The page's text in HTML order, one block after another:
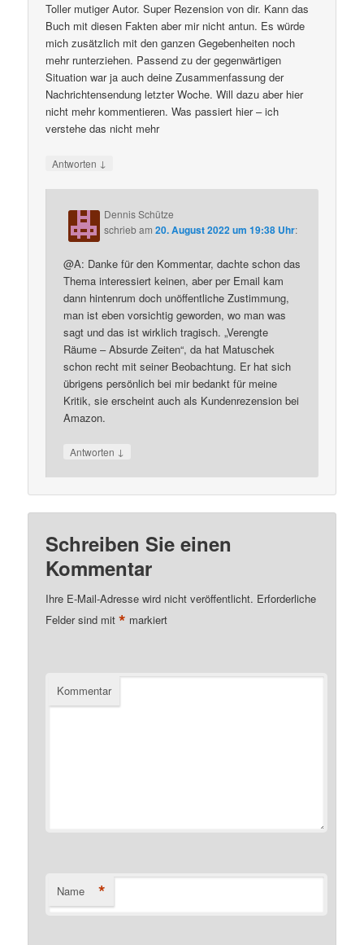
Toller mutiger Autor. Super Rezension von dir. Kann das
Buch mit diesen Fakten aber mir nicht antun. Es würde
mich zusätzlich mit den ganzen Gegebenheiten noch
mehr runterziehen. Passend zu der gegenwärtigen
Situation war ja auch deine Zusammenfassung der
Nachrichtensendung letzter Woche. Will dazu aber hier
nicht mehr kommentieren. Was passiert hier – ich
verstehe das nicht mehr
Antworten ↓
Dennis Schütze
schriebam20. August 2022 um 19:38 Uhr:
@A: Danke für den Kommentar, dachte schon das
Thema interessiert keinen, aber per Email kam
dann hintenrum doch unöffentliche Zustimmung,
man ist eben vorsichtig geworden, wo man was
sagt und das ist wirklich tragisch. „Verengte
Räume – Absurde Zeiten“, da hat Matuschek
schon recht mit seiner Beobachtung. Er hat sich
übrigens persönlich bei mir bedankt für meine
Kritik, sie erscheint auch als Kundenrezension bei
Amazon.
Antworten ↓
Schreiben Sie einen
Kommentar
Ihre E-Mail-Adresse wird nicht veröffentlicht. Erforderliche
Felder sind mit* markiert
Kommentar
Name *